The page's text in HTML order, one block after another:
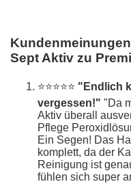
Sept Aktiv zu
⭐⭐⭐⭐⭐ "Endlich
vergessen!" "Da
Aktiv überall
Pflege
Ein Segen! Das
komplett, da der
Reinigung ist
fühlen sich super